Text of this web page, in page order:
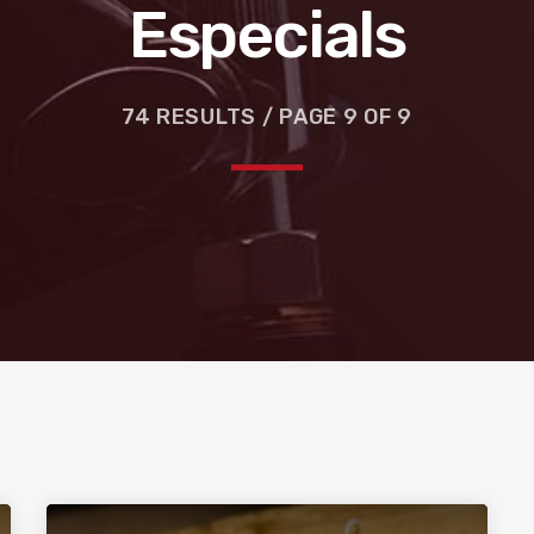
Especials
74 RESULTS / PAGE 9 OF 9